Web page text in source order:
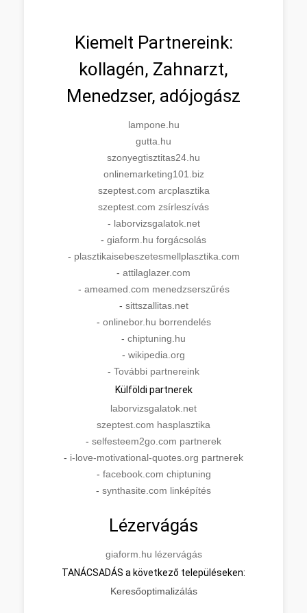
Kiemelt Partnereink:
kollagén, Zahnarzt,
Menedzser, adójogász
lampone.hu
gutta.hu
szonyegtisztitas24.hu
onlinemarketing101.biz
szeptest.com arcplasztika
szeptest.com zsírleszívás
- laborvizsgalatok.net
- giaform.hu forgácsolás
- plasztikaisebeszetesmellplasztika.com
- attilaglazer.com
- ameamed.com menedzserszűrés
- sittszallitas.net
- onlinebor.hu borrendelés
- chiptuning.hu
- wikipedia.org
- További partnereink
Külföldi partnerek
laborvizsgalatok.net
szeptest.com hasplasztika
- selfesteem2go.com partnerek
- i-love-motivational-quotes.org partnerek
- facebook.com chiptuning
- synthasite.com linképítés
Lézervágás
giaform.hu lézervágás
TANÁCSADÁS a következő településeken:
Keresőoptimalizálás